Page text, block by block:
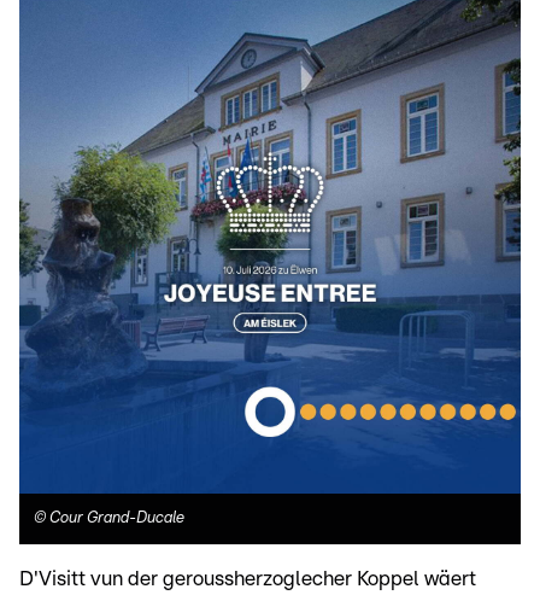
© Cour Grand-Ducale
D'Visitt vun der geroussherzoglecher Koppel wäert